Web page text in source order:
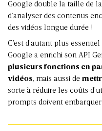
Google double la taille de
d’analyser des contenus
des vidéos longue durée !
C’est d’autant plus
Google a enrichi son API
plusieurs fonctions en
vidéos, mais aussi de
sorte à réduire les coûts
prompts doivent